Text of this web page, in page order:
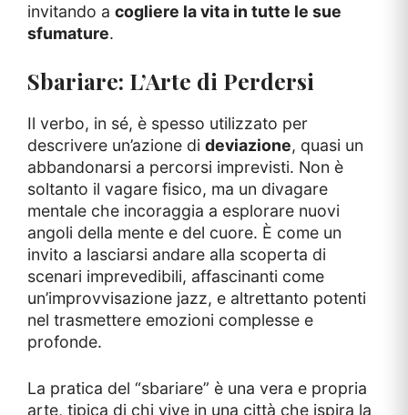
invitando a cogliere la vita in tutte le sue
sfumature.
Sbariare: L’Arte di Perdersi
Il verbo, in sé, è spesso utilizzato per
descrivere un’azione di deviazione, quasi un
abbandonarsi a percorsi imprevisti. Non è
soltanto il vagare fisico, ma un divagare
mentale che incoraggia a esplorare nuovi
angoli della mente e del cuore. È come un
invito a lasciarsi andare alla scoperta di
scenari imprevedibili, affascinanti come
un’improvvisazione jazz, e altrettanto potenti
nel trasmettere emozioni complesse e
profonde.
La pratica del “sbariare” è una vera e propria
arte, tipica di chi vive in una città che ispira la